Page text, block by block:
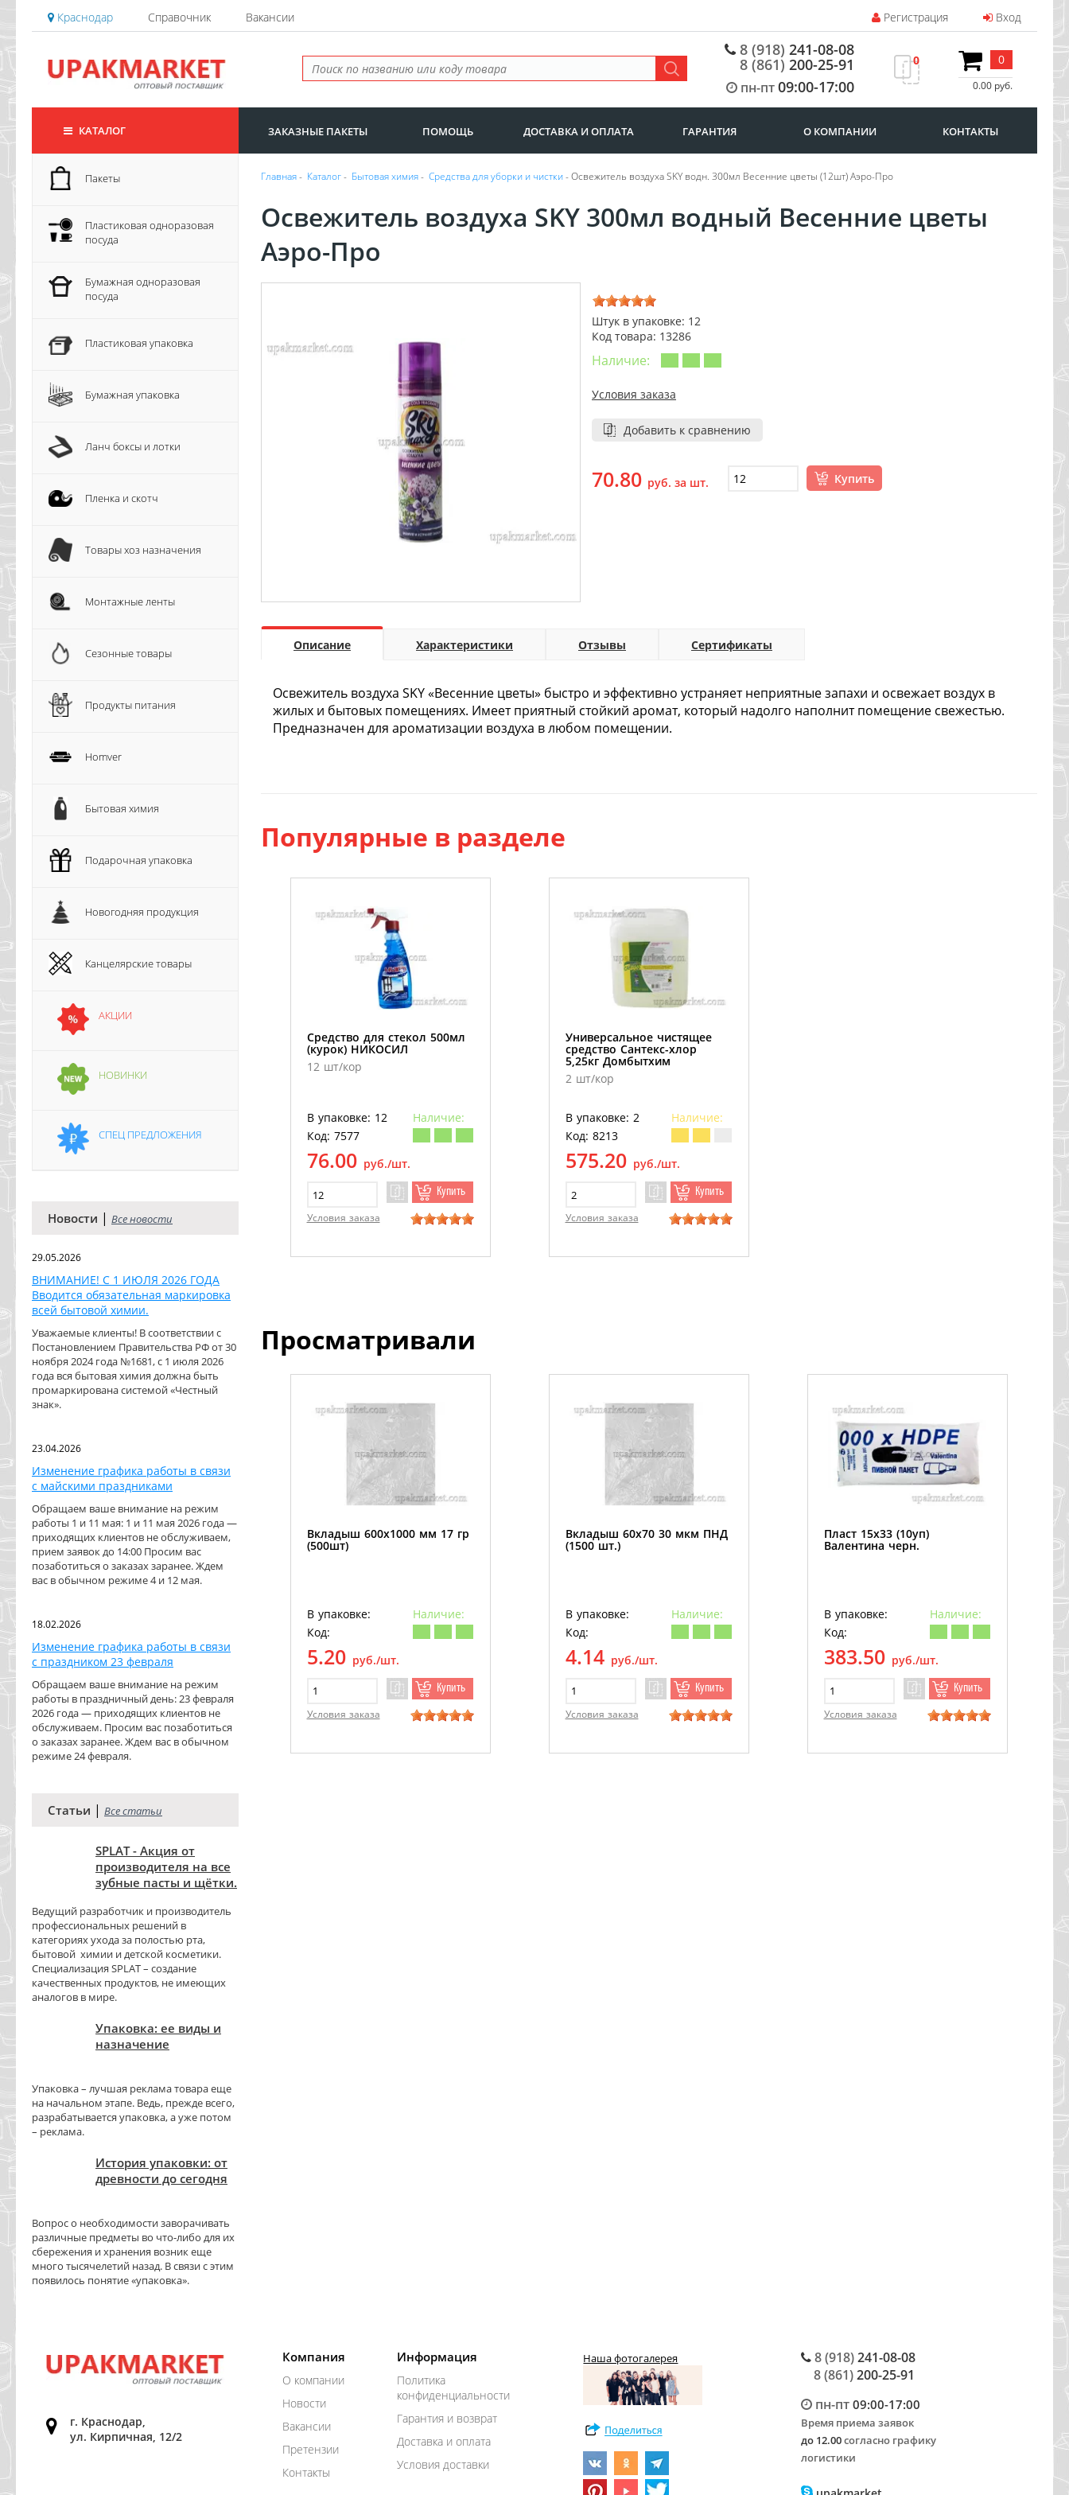
Краснодар Справочник Вакансии Регистрация Вход
8 (918) 241-08-08
8 (861) 200-25-91
пн-пт09:00-17:00
0 0
0.00 руб.
КАТАЛОГ ЗАКАЗНЫЕ ПАКЕТЫ ПОМОЩЬ ДОСТАВКА И ОПЛАТА ГАРАНТИЯ О КОМПАНИИ КОНТАКТЫ
Пакеты
Пластиковая одноразовая
посуда
Бумажная одноразовая
посуда
Пластиковая упаковка
Бумажная упаковка
Ланч боксы и лотки
Пленка и скотч
Товары хоз назначения
Монтажные ленты
Сезонные товары
Продукты питания
Homver
Бытовая химия
Подарочная упаковка
Новогодняя продукция
Канцелярские товары
АКЦИИ
НОВИНКИ
СПЕЦ ПРЕДЛОЖЕНИЯ
Новости | Все новости
29.05.2026
ВНИМАНИЕ! С 1 ИЮЛЯ 2026 ГОДА
Вводится обязательная маркировка
всей бытовой химии.
Уважаемые клиенты! В соответствии с
Постановлением Правительства РФ от 30
ноября 2024 года №1681, с 1 июля 2026
года вся бытовая химия должна быть
промаркирована системой «Честный
знак».
23.04.2026
Изменение графика работы в связи
с майскими праздниками
Обращаем ваше внимание на режим
работы 1 и 11 мая: 1 и 11 мая 2026 года —
приходящих клиентов не обслуживаем,
прием заявок до 14:00 Просим вас
позаботиться о заказах заранее. Ждем
вас в обычном режиме 4 и 12 мая.
18.02.2026
Изменение графика работы в связи
с праздником 23 февраля
Обращаем ваше внимание на режим
работы в праздничный день: 23 февраля
2026 года — приходящих клиентов не
обслуживаем. Просим вас позаботиться
о заказах заранее. Ждем вас в обычном
режиме 24 февраля.
Статьи | Все статьи
SPLAT - Акция от
производителя на все
зубные пасты и щётки.
Ведущий разработчик и производитель
профессиональных решений в
категориях ухода за полостью рта,
бытовой химии и детской косметики.
Специализация SPLAT – создание
качественных продуктов, не имеющих
аналогов в мире.
Упаковка: ее виды и
назначение
Упаковка – лучшая реклама товара еще
на начальном этапе. Ведь, прежде всего,
разрабатывается упаковка, а уже потом
– реклама.
История упаковки: от
древности до сегодня
Вопрос о необходимости заворачивать
различные предметы во что-либо для их
сбережения и хранения возник еще
много тысячелетий назад. В связи с этим
появилось понятие «упаковка».
Главная- Каталог- Бытовая химия- Средства для уборки и чистки- Освежитель воздуха SKY водн. 300мл Весенние цветы (12шт) Аэро-Про
Освежитель воздуха SKY 300мл водный Весенние цветы
Аэро-Про
Штук в упаковке: 12
Код товара: 13286
Наличие:
Условия заказа
Добавить к сравнению
70.80 руб. за шт. Купить
Описание Характеристики Отзывы Сертификаты
Освежитель воздуха SKY «Весенние цветы» быстро и эффективно устраняет неприятные запахи и освежает воздух в
жилых и бытовых помещениях. Имеет приятный стойкий аромат, который надолго наполнит помещение свежестью.
Предназначен для ароматизации воздуха в любом помещении.
Популярные в разделе
Средство для стекол 500мл
(курок) НИКОСИЛ
12 шт/кор
В упаковке: 12
Наличие:
Код: 7577
76.00 руб./шт.
Купить
Условия заказа
Универсальное чистящее
средство Сантекс-хлор
5,25кг Домбытхим
2 шт/кор
В упаковке: 2
Наличие:
Код: 8213
575.20 руб./шт.
Купить
Условия заказа
Просматривали
Вкладыш 600х1000 мм 17 гр
(500шт)
В упаковке:
Наличие:
Код:
5.20 руб./шт.
Купить
Условия заказа
Вкладыш 60х70 30 мкм ПНД
(1500 шт.)
В упаковке:
Наличие:
Код:
4.14 руб./шт.
Купить
Условия заказа
Пласт 15х33 (10уп)
Валентина черн.
В упаковке:
Наличие:
Код:
383.50 руб./шт.
Купить
Условия заказа
г. Краснодар,
ул. Кирпичная, 12/2
Компания
О компании
Новости
Вакансии
Претензии
Контакты
Информация
Политика
конфиденциальности
Гарантия и возврат
Доставка и оплата
Условия доставки
Наша фотогалерея 8 (918)241-08-08
8 (861)200-25-91
пн-пт09:00-17:00
Время приема заявок
до 12.00согласно графику
логистики